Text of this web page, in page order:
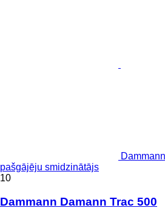
pašgājēju smidzinātājs
10
Dammann Damann Trac 500